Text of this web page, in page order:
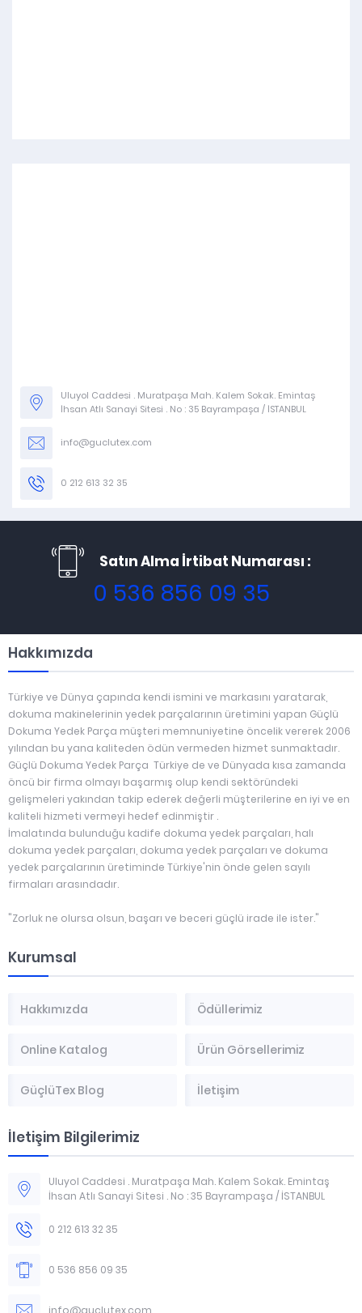
Uluyol Caddesi . Muratpaşa Mah. Kalem Sokak. Emintaş
İhsan Atlı Sanayi Sitesi . No : 35 Bayrampaşa / İSTANBUL
info@guclutex.com
0 212 613 32 35
Satın Alma İrtibat Numarası :
0 536 856 09 35
Hakkımızda
Türkiye ve Dünya çapında kendi ismini ve markasını yaratarak,
dokuma makinelerinin yedek parçalarının üretimini yapan Güçlü
Dokuma Yedek Parça müşteri memnuniyetine öncelik vererek 2006
yılından bu yana kaliteden ödün vermeden hizmet sunmaktadır.
Güçlü Dokuma Yedek Parça Türkiye de ve Dünyada kısa zamanda
öncü bir firma olmayı başarmış olup kendi sektöründeki
gelişmeleri yakından takip ederek değerli müşterilerine en iyi ve en
kaliteli hizmeti vermeyi hedef edinmiştir .
İmalatında bulunduğu kadife dokuma yedek parçaları, halı
dokuma yedek parçaları, dokuma yedek parçaları ve dokuma
yedek parçalarının üretiminde Türkiye'nin önde gelen sayılı
firmaları arasındadır.
"Zorluk ne olursa olsun, başarı ve beceri güçlü irade ile ister."
Kurumsal
Hakkımızda Ödüllerimiz
Online Katalog Ürün Görsellerimiz
GüçlüTex Blog İletişim
İletişim Bilgilerimiz
Uluyol Caddesi . Muratpaşa Mah. Kalem Sokak. Emintaş
İhsan Atlı Sanayi Sitesi . No : 35 Bayrampaşa / İSTANBUL
0 212 613 32 35
0 536 856 09 35